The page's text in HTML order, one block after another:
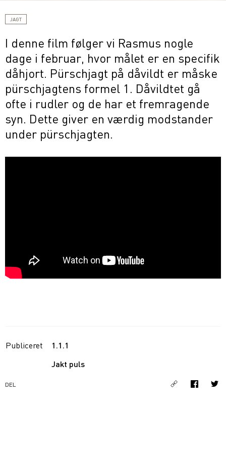
JAGT
I denne film følger vi Rasmus nogle
dage i februar, hvor målet er en specifik
dåhjort. Pürschjagt på dåvildt er måske
pürschjagtens formel 1. Dåvildtet gå
ofte i rudler og de har et fremragende
syn. Dette giver en værdig modstander
under pürschjagten.
Publiceret
1.1.1
Jakt puls
DEL